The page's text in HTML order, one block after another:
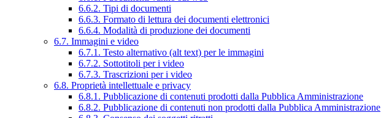
6.6.2. Tipi di documenti
6.6.3. Formato di lettura dei documenti elettronici
6.6.4. Modalità di produzione dei documenti
6.7. Immagini e video
6.7.1. Testo alternativo (alt text) per le immagini
6.7.2. Sottotitoli per i video
6.7.3. Trascrizioni per i video
6.8. Proprietà intellettuale e privacy
6.8.1. Pubblicazione di contenuti prodotti dalla Pubblica Amministrazione
6.8.2. Pubblicazione di contenuti non prodotti dalla Pubblica Amministrazione